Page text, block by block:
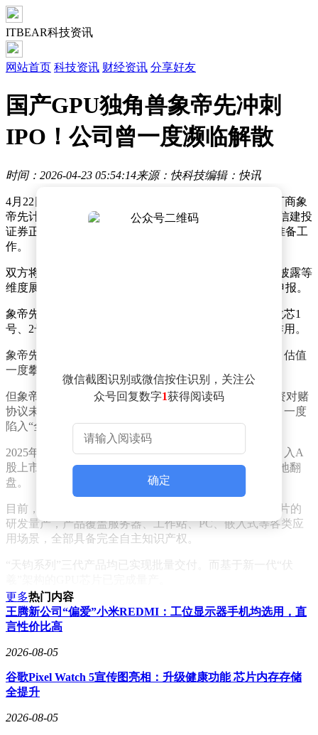
ITBEAR科技资讯
网站首页 科技资讯 财经资讯 分享好友
国产GPU独角兽象帝先冲刺
IPO！公司曾一度濒临解散
时间：2026-04-23 05:54:14来源：快科技编辑：快讯
4月22日消息，象帝先官方微信公众号宣布，国产GPU厂商象
帝先计算技术（重庆）有限公司近日与国内头部券商中信建投
证券正式签署财务顾问协议，全面启动IPO上市前各项准备工
作。
双方将围绕公司治理优化、财务规范、内部控制、信息披露等
维度展开系统化梳理与建设，助推象帝先完成后续IPO申报。
象帝先成立于2020年9月，创始人唐志敏曾带队研发出龙芯1
号、2号，此后又在海光信息的创立和发展中发挥关键作用。
象帝先成立以来累计完成5轮融资，融资总额达25亿元，估值
一度攀升至约150亿元人民币。
但象帝先的发展并非一帆风顺。2024年，公司因B轮融资对赌
协议未达成5亿元目标，遭股东起诉、资金账户被冻结，一度
陷入“全员解散”的绝境。
2025年2月，象帝先宣布完成数亿元新一轮战略融资，引入A
股上市公司安孚科技及多家知名创投机构，成功实现绝地翻
盘。
目前，象帝先已完成天钧一号、二号、三号三款GPU芯片的
研发量产，产品覆盖服务器、工作站、PC、嵌入式等各类应
用场景，全部具备完全自主知识产权。
“天钧系列”三代产品均已实现批量交付。而基于新一代“伏
同时，象帝先与中望、浩辰等国产工业软件头部产品完成兼容
认证，逐步构建起从芯片到场景的国产化协同生态。
继摩尔线程于2025年12月登陆科创板成为“国产GPU第一
参与者。
微信截图识别或微信按住识别，关注公
众号回复数字1获得阅读码
确定
更多热门内容
王腾新公司“偏爱”小米REDMI：工位显示器手机均选用，直
言性价比高
2026-08-05
谷歌Pixel Watch 5宣传图亮相：升级健康功能 芯片内存存储
全提升
2026-08-05